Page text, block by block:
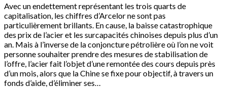
Avec un endettement représentant les trois quarts de
capitalisation, les chiffres d’Arcelor ne sont pas
particulièrement brillants. En cause, la baisse catastrophique
des prix de l’acier et les surcapacités chinoises depuis plus d’un
an. Mais à l’inverse de la conjoncture pétrolière où l’on ne voit
personne souhaiter prendre des mesures de stabilisation de
l’offre, l’acier fait l’objet d’une remontée des cours depuis près
d’un mois, alors que la Chine se fixe pour objectif, à travers un
fonds d’aide, d’éliminer ses…